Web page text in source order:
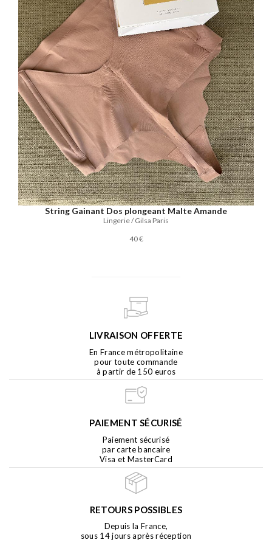
String Gainant Dos plongeant Malte Amande
Lingerie / Gilsa Paris
40 €
LIVRAISON OFFERTE
En France métropolitaine
pour toute commande
à partir de 150 euros
PAIEMENT SÉCURISÉ
Paiement sécurisé
par carte bancaire
Visa et MasterCard
RETOURS POSSIBLES
Depuis la France,
sous 14 jours après réception